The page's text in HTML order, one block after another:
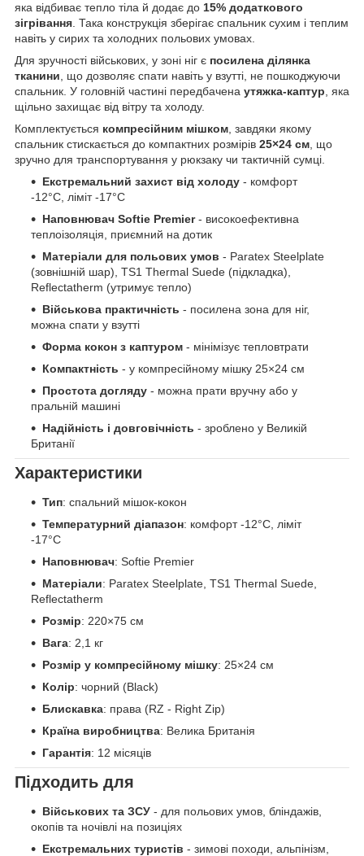
яка відбиває тепло тіла й додає до 15% додаткового
зігрівання. Така конструкція зберігає спальник сухим і теплим
навіть у сирих та холодних польових умовах.
Для зручності військових, у зоні ніг є посилена ділянка
тканини, що дозволяє спати навіть у взутті, не пошкоджуючи
спальник. У головній частині передбачена утяжка-каптур, яка
щільно захищає від вітру та холоду.
Комплектується компресійним мішком, завдяки якому
спальник стискається до компактних розмірів 25×24 см, що
зручно для транспортування у рюкзаку чи тактичній сумці.
Екстремальний захист від холоду - комфорт
-12°C, ліміт -17°C
Наповнювач Softie Premier- високоефективна
теплоізоляція, приємний на дотик
Матеріали для польових умов - Paratex Steelplate
(зовнішній шар), TS1 Thermal Suede (підкладка),
Reflectatherm (утримує тепло)
Військова практичність - посилена зона для ніг,
можна спати у взутті
Форма кокон з каптуром - мінімізує тепловтрати
Компактність - у компресійному мішку 25×24 см
Простота догляду - можна прати вручну або у
пральній машині
Надійність і довговічність - зроблено у Великій
Британії
Характеристики
Тип: спальний мішок-кокон
Температурний діапазон: комфорт -12°C, ліміт
-17°C
Наповнювач: Softie Premier
Матеріали: Paratex Steelplate, TS1 Thermal Suede,
Reflectatherm
Розмір: 220×75 см
Вага: 2,1 кг
Розмір у компресійному мішку: 25×24 см
Колір: чорний (Black)
Блискавка: права (RZ - Right Zip)
Країна виробництва: Велика Британія
Гарантія: 12 місяців
Підходить для
Військових та ЗСУ - для польових умов, бліндажів,
окопів та ночівлі на позиціях
Екстремальних туристів - зимові походи, альпінізм,